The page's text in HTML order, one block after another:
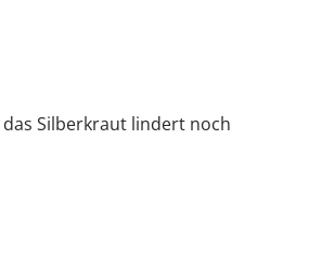
Silberkraut lindert noch